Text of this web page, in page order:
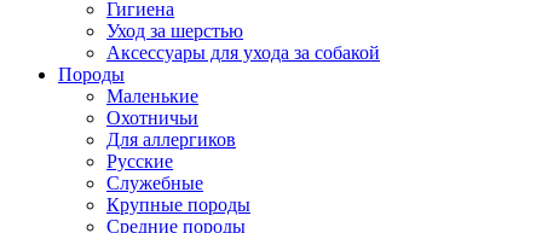
Гигиена
Уход за шерстью
Аксессуары для ухода за собакой
Породы
Маленькие
Охотничьи
Для аллергиков
Русские
Служебные
Крупные породы
Средние породы